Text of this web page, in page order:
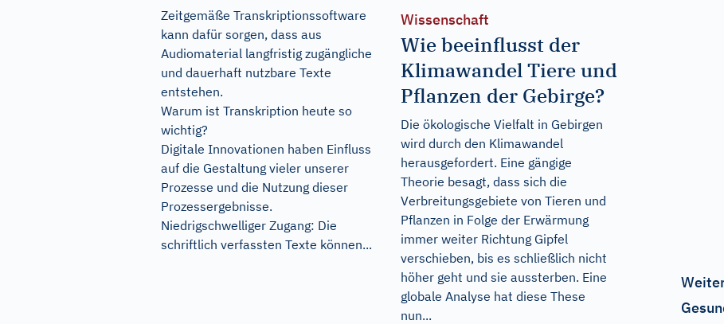
Zeitgemäße Transkriptionssoftware
kann dafür sorgen, dass aus
Audiomaterial langfristig zugängliche
und dauerhaft nutzbare Texte
entstehen.
Warum ist Transkription heute so
wichtig?
Digitale Innovationen haben Einfluss
auf die Gestaltung vieler unserer
Prozesse und die Nutzung dieser
Prozessergebnisse.
Niedrigschwelliger Zugang: Die
schriftlich verfassten Texte können...
Wissenschaft
Wie beeinflusst der
Klimawandel Tiere und
Pflanzen der Gebirge?
Die ökologische Vielfalt in Gebirgen
wird durch den Klimawandel
herausgefordert. Eine gängige
Theorie besagt, dass sich die
Verbreitungsgebiete von Tieren und
Pflanzen in Folge der Erwärmung
immer weiter Richtung Gipfel
verschieben, bis es schließlich nicht
höher geht und sie aussterben. Eine
globale Analyse hat diese These
nun...